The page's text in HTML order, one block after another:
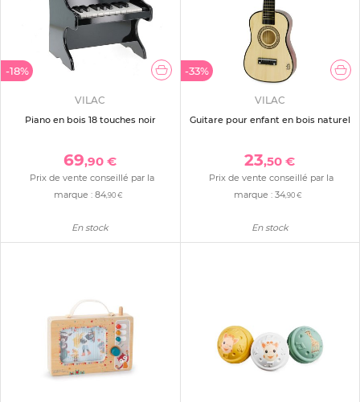
-18%
VILAC
Piano en bois 18 touches noir
69,90 €
Prix de vente conseillé par la
marque :84,90 €
En stock
-33%
VILAC
Guitare pour enfant en bois naturel
23,50 €
Prix de vente conseillé par la
marque :34,90 €
En stock